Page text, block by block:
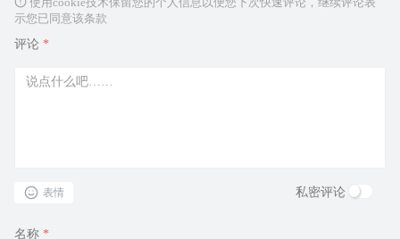
示您已同意该条款
评论 *
表情 私密评论
名称 *